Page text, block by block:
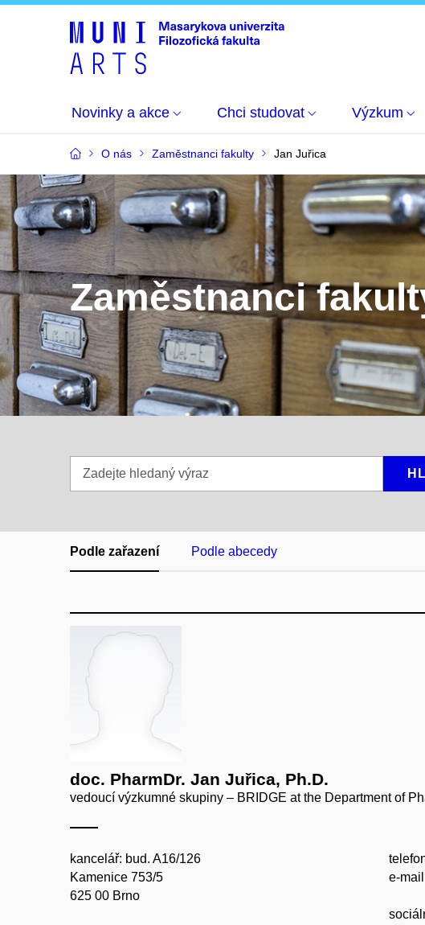
Novinky a akce Chci studovat Výzkum
O nás Zaměstnanci fakulty Jan Juřica
Zaměstnanci
hledaný
Podle zařazení Podle abecedy
doc. PharmDr. Jan Juřica, Ph.D.
vedoucí výzkumné skupiny – BRIDGE at the Department of
kancelář: bud. A16/126
Kamenice 753/5
625 00 Brno